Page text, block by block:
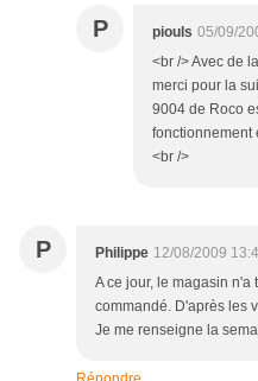
P piouls 05/09/
<br /> Avec de
merci pour la
9004 de Roco
fonctionnement
<br />
P Philippe 12/08/2009
A ce jour, le magasin
commandé. D'après les
Je me renseigne la